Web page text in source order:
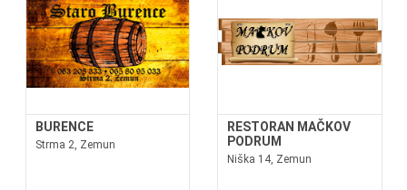
BURENCE
Strma 2, Zemun
RESTORAN MAČKOV
PODRUM
Niška 14, Zemun